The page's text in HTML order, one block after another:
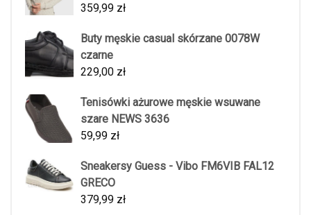
359,99 zł
Buty męskie casual skórzane 0078W
czarne
229,00 zł
Tenisówki ażurowe męskie wsuwane
szare NEWS 3636
59,99 zł
Sneakersy Guess - Vibo FM6VIB FAL12
GRECO
379,99 zł